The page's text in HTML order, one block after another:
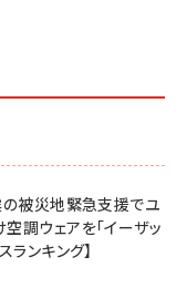
の被災地緊急支援でユ
調ウェアを「イーザッ
ンキング】